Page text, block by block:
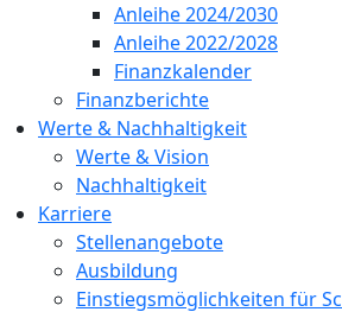
Anleihe 2024/2030
Anleihe 2022/2028
Finanzkalender
Finanzberichte
Werte & Nachhaltigkeit
Werte & Vision
Nachhaltigkeit
Karriere
Stellenangebote
Ausbildung
Einstiegsmöglichkeiten für